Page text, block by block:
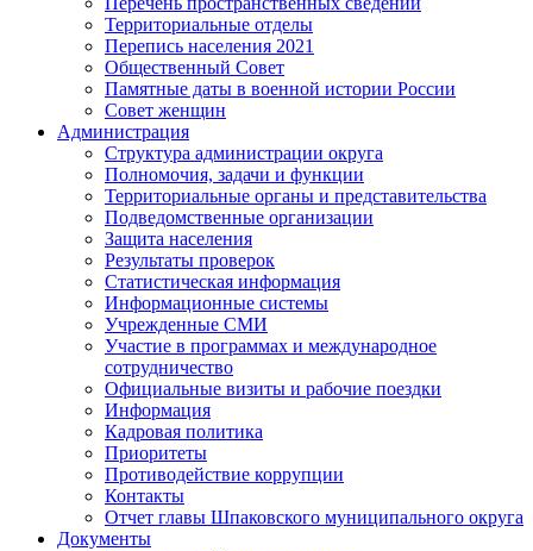
Территориальные отделы
Перепись населения 2021
Общественный Совет
Памятные даты в военной истории России
Совет женщин
Администрация
Структура администрации округа
Полномочия, задачи и функции
Территориальные органы и представительства
Подведомственные организации
Защита населения
Результаты проверок
Статистическая информация
Информационные системы
Учрежденные СМИ
Участие в программах и международное
сотрудничество
Официальные визиты и рабочие поездки
Информация
Кадровая политика
Приоритеты
Противодействие коррупции
Контакты
Отчет главы Шпаковского муниципального округа
Документы